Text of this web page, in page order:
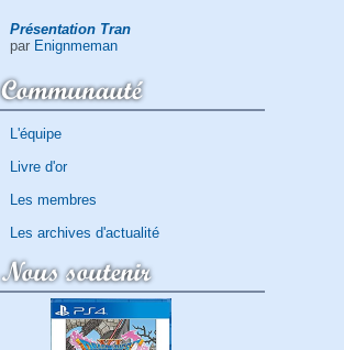
Présentation Tran
par Enignmeman
Communauté
L'équipe
Livre d'or
Les membres
Les archives d'actualité
Nous soutenir